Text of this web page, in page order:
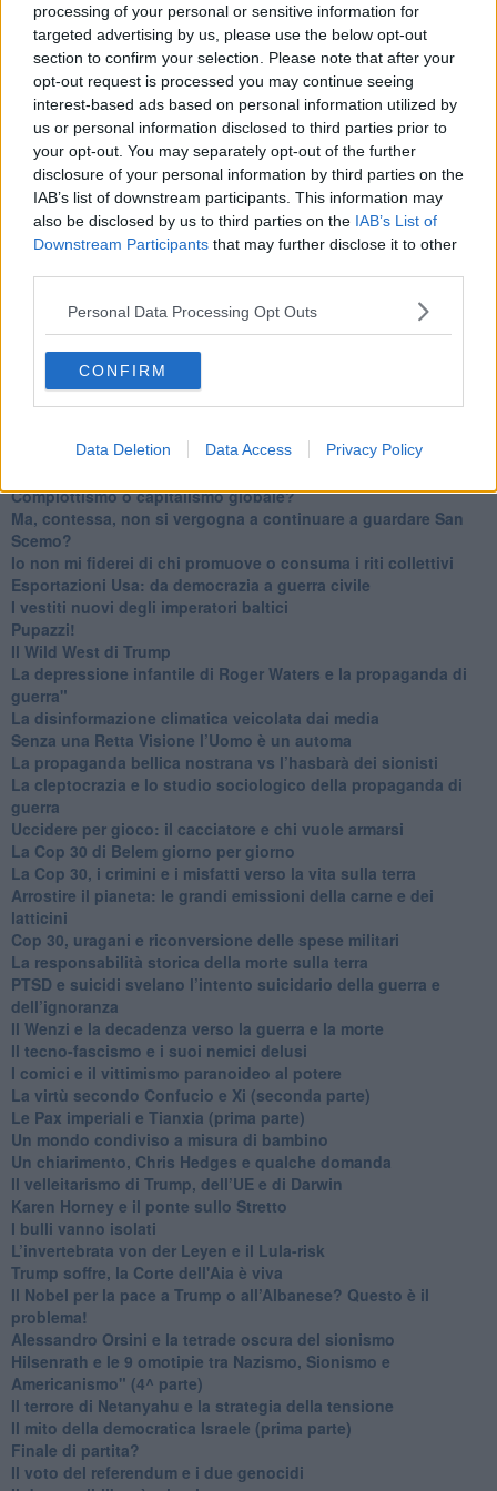
processing of your personal or sensitive information for
targeted advertising by us, please use the below opt-out
section to confirm your selection. Please note that after your
opt-out request is processed you may continue seeing
interest-based ads based on personal information utilized by
us or personal information disclosed to third parties prior to
your opt-out. You may separately opt-out of the further
disclosure of your personal information by third parties on the
IAB’s list of downstream participants. This information may
also be disclosed by us to third parties on the IAB’s List of
Downstream Participants that may further disclose it to other
Personal Data Processing Opt Outs
CONFIRM
Data Deletion Data Access Privacy Policy
Tutti morimmo a stento (3)
Tutti morimmo a stento (2)
​Tutti morimmo a stento (1)
IL CORRIDOIO BLU il resoconto del convegno
Un manuale essenziale per seguire il CORRIDOIO BLU
​Il cronoprogramma ottimale verso il full electric sui traghetti
​I costi dell’adeguamento al cold ironing
Alcune domande da esordiente agli esperti che decidono le
sorti dell’Elba
Verso il full electric a gestione pubblica dei traghetti​
​La Scienza dei Cittadini e i Cittadini per l’Aria
Trump e le sue guerre contro i deboli e contro la terra
dell’opposizione
​Date loro l’Oscar al posto del Nobel per la Pace
L'umanizzazione dell'economia e della politica
​Dopo il diluvio dei NO: un patto intergenerazionale
​Un grandioso NO ai falchi teocratici e ai loro vassalli
Donald e Bibi confinati nell’isola di St James?
​Complottismo o capitalismo globale?
​Ma, contessa, non si vergogna a continuare a guardare San
Scemo?
​Io non mi fiderei di chi promuove o consuma i riti collettivi
Esportazioni Usa: da democrazia a guerra civile
​I vestiti nuovi degli imperatori baltici
​Pupazzi!
​Il Wild West di Trump
​La depressione infantile di Roger Waters e la propaganda di
guerra"
​La disinformazione climatica veicolata dai media
Senza una Retta Visione l’Uomo è un automa
​La propaganda bellica nostrana vs l’hasbarà dei sionisti
​La cleptocrazia e lo studio sociologico della propaganda di
guerra
​Uccidere per gioco: il cacciatore e chi vuole armarsi
​La Cop 30 di Belem giorno per giorno
La Cop 30, i crimini e i misfatti verso la vita sulla terra
Arrostire il pianeta: le grandi emissioni della carne e dei
latticini
​Cop 30, uragani e riconversione delle spese militari
La responsabilità storica della morte sulla terra
PTSD e suicidi svelano l’intento suicidario della guerra e
dell’ignoranza
Il Wenzi e la decadenza verso la guerra e la morte
​Il tecno-fascismo e i suoi nemici delusi
​I comici e il vittimismo paranoideo al potere
​La virtù secondo Confucio e Xi (seconda parte)
Le Pax imperiali e Tianxia (prima parte)
Un mondo condiviso a misura di bambino
​Un chiarimento, Chris Hedges e qualche domanda
Il velleitarismo di Trump, dell’UE e di Darwin
​Karen Horney e il ponte sullo Stretto
​I bulli vanno isolati
L’invertebrata von der Leyen e il Lula-risk
Trump soffre, la Corte dell'Aia è viva
​Il Nobel per la pace a Trump o all’Albanese? Questo è il
problema!
​Alessandro Orsini e la tetrade oscura del sionismo
​Hilsenrath e le 9 omotipie tra Nazismo, Sionismo e
Americanismo" (4^ parte)
​Il terrore di Netanyahu e la strategia della tensione
Il mito della democratica Israele (prima parte)
​Finale di partita?
​Il voto del referendum e i due genocidi